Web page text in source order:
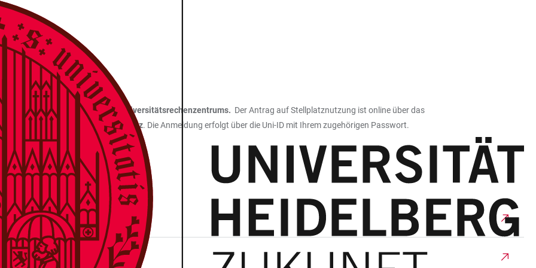
mit einer gültigen Uni-ID des Universitätsrechenzentrums. Der Antrag auf Stellplatznutzung ist online über das
System erreichen Sie nur imUni-Netz. Die Anmeldung erfolgt über die Uni-ID mit Ihrem zugehörigen Passwort.